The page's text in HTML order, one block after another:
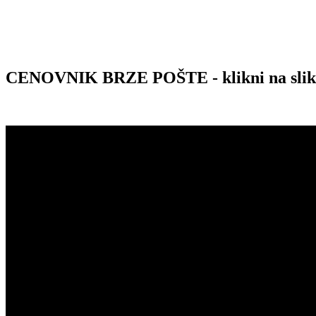
CENOVNIK BRZE POŠTE - klikni na